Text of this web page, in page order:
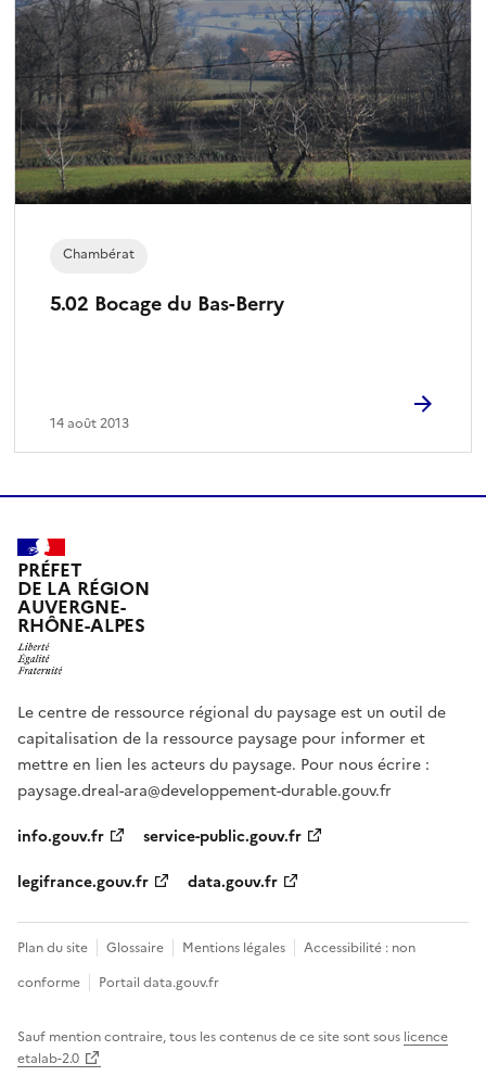
5.02 Bocage du Bas-Berry
Chambérat
14 août 2013
PRÉFET
DE LA RÉGION
AUVERGNE-
RHÔNE-ALPES
Le centre de ressource régional du paysage est un outil de
capitalisation de la ressource paysage pour informer et
mettre en lien les acteurs du paysage. Pour nous écrire :
paysage.dreal-ara@developpement-durable.gouv.fr
info.gouv.fr
service-public.gouv.fr
legifrance.gouv.fr
data.gouv.fr
Plan du site Glossaire Mentions légales
Accessibilité : non
conforme
Portail data.gouv.fr
Sauf mention contraire, tous les contenus de ce site sont sous licence
etalab-2.0